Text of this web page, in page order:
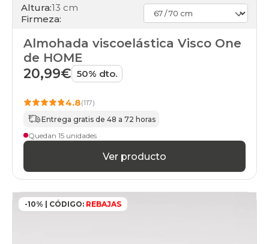
Altura:13 cm
Firmeza:
Almohada viscoelástica Visco One
de HOME
20,99€ 50% dto.
4.8(117)
Entrega gratis de 48 a 72 horas
Quedan 15 unidades
Ver producto
-10% | CÓDIGO: REBAJAS